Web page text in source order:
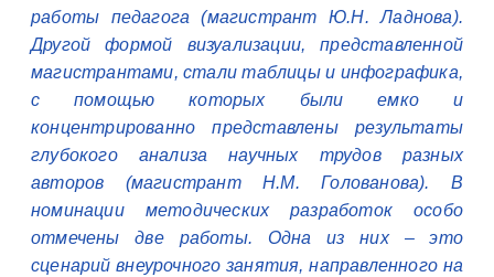
работы педагога (магистрант Ю.Н. Ладнова).
Другой формой визуализации, представленной
магистрантами, стали таблицы и инфографика,
с помощью которых были емко и
концентрированно представлены результаты
глубокого анализа научных трудов разных
авторов (магистрант Н.М. Голованова). В
номинации методических разработок особо
отмечены две работы. Одна из них – это
сценарий внеурочного занятия, направленного на